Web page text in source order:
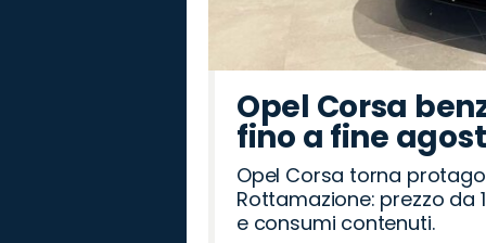
Opel Corsa
fino a fine
Opel Corsa torna
Rottamazione: prezzo da
e consumi contenuti.